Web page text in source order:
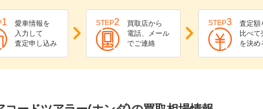
1
愛車情報を
入力して
査定申し込み
STEP2
買取店から
電話、メール
でご連絡
STEP3
査定額
比べて
を決め